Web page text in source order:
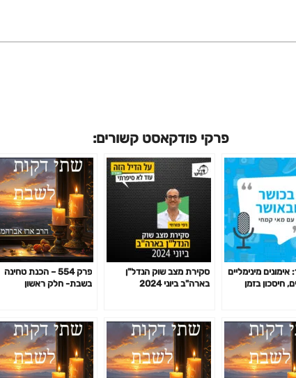
פרקי פודקאסט קשורים:
פרק 144: אימונים מינימליים
חיסכון בזמן
סקירת מצב שוק הנדל"ן
בארה"ב ביוני 2024
פרק 554 – הכנת טחינה
בשבת- חלק ראשון